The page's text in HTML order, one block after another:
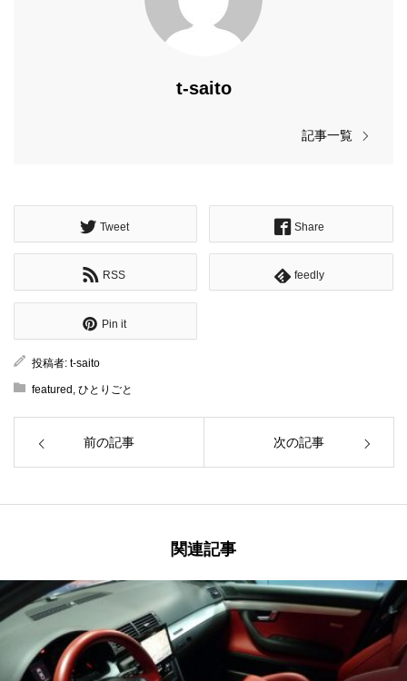
t-saito
記事一覧
Tweet Share
RSS feedly
Pin it
投稿者: t-saito
featured ひとりごと
前の記事 次の記事
関連記事